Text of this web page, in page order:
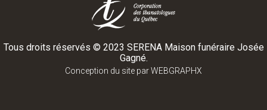
Tous droits réservés © 2023 SERENA Maison funéraire Josée
Gagné.
Conception du site parWEBGRAPHX